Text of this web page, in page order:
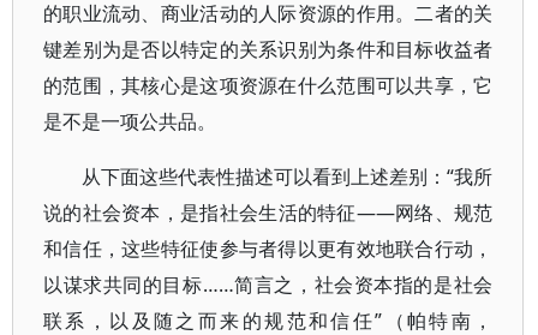
的职业流动、商业活动的人际资源的作用。二者的关
键差别为是否以特定的关系识别为条件和目标收益者
的范围，其核心是这项资源在什么范围可以共享，它
是不是一项公共品。
从下面这些代表性描述可以看到上述差别：“我所
说的社会资本，是指社会生活的特征——网络、规范
和信任，这些特征使参与者得以更有效地联合行动，
以谋求共同的目标……简言之，社会资本指的是社会
联系，以及随之而来的规范和信任”（帕特南，